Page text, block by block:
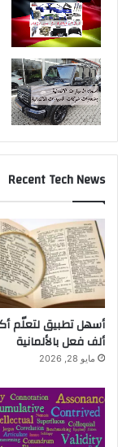
Recent Tech News
ألف فعل بالألمانية
مايو 28, 2026